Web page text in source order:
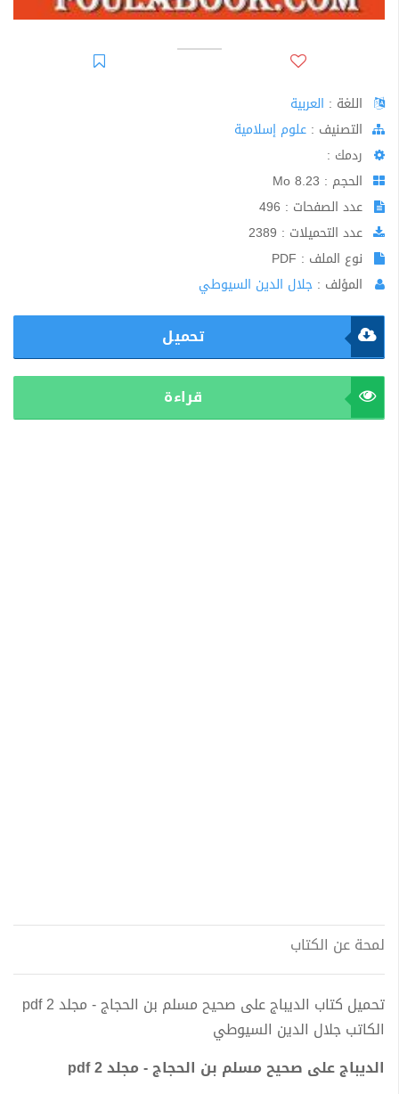
اللغة : العربية
اﻟﺘﺼﻨﻴﻒ : علوم إسلامية
ردمك :
الحجم : 8.23 Mo
عدد الصفحات : 496
عدد التحميلات : 2389
نوع الملف : PDF
المؤلف : جلال الدين السيوطي
تحميل
قراءة
لمحة عن الكتاب
تحميل كتاب الديباج على صحيح مسلم بن الحجاج - مجلد 2 pdf
الكاتب جلال الدين السيوطي
الديباج على صحيح مسلم بن الحجاج - مجلد 2 pdf